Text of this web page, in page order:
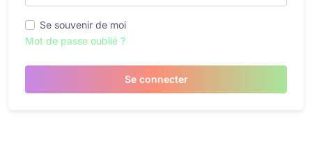
Se souvenir de moi
Mot de passe oublié ?
Se connecter